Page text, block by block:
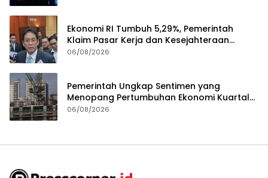
Ekonomi RI Tumbuh 5,29%, Pemerintah
Klaim Pasar Kerja dan Kesejahteraan
Membaik
06/08/2026
Pemerintah Ungkap Sentimen yang
Menopang Pertumbuhan Ekonomi Kuartal
II-2026
06/08/2026